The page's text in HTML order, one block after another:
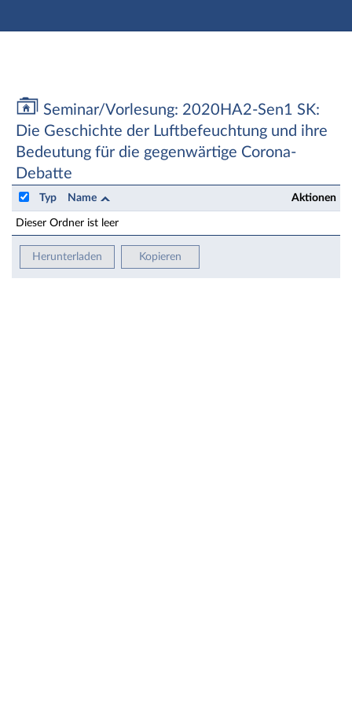
Hauptnavigation
Seminar/Vorlesung: 2020HA2-Sen1 SK: Die
Seminar/Vorlesung: 2020HA2-Sen1 SK:
Die Geschichte der Luftbefeuchtung und ihre
Bedeutung für die gegenwärtige Corona-
Debatte
Typ Name Aktionen
Dieser Ordner ist leer
Herunterladen Kopieren